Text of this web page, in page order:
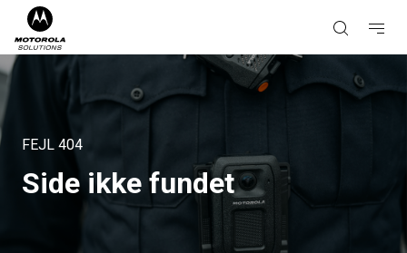
FEJL 404
Side ikke fundet